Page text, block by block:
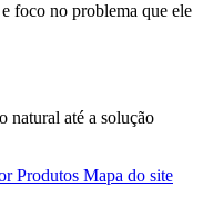
foco no problema que ele
natural até a solução
Produtos Mapa do site